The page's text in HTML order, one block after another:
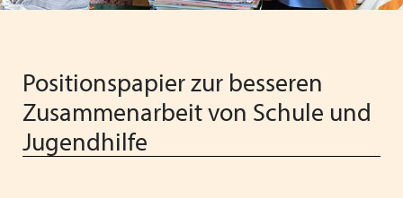
Vorstand
Schließen
Neue Barbetragsverordnung ("Taschengeld") ab
01.01.2026
Wir wünschen schöne Weihnachten und einen guten
Positionspapier zur besseren
Zusammenarbeit von Schule und
Jugendhilfe